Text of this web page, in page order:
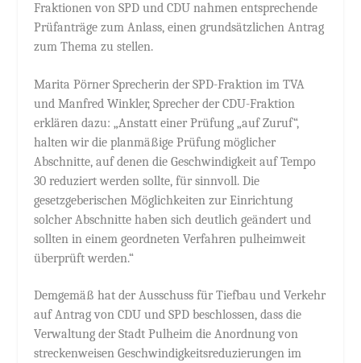
Fraktionen von SPD und CDU nahmen entsprechende
Prüfanträge zum Anlass, einen grundsätzlichen Antrag
zum Thema zu stellen.
Marita Pörner Sprecherin der SPD-Fraktion im TVA
und Manfred Winkler, Sprecher der CDU-Fraktion
erklären dazu: „Anstatt einer Prüfung „auf Zuruf“,
halten wir die planmäßige Prüfung möglicher
Abschnitte, auf denen die Geschwindigkeit auf Tempo
30 reduziert werden sollte, für sinnvoll. Die
gesetzgeberischen Möglichkeiten zur Einrichtung
solcher Abschnitte haben sich deutlich geändert und
sollten in einem geordneten Verfahren pulheimweit
überprüft werden.“
Demgemäß hat der Ausschuss für Tiefbau und Verkehr
auf Antrag von CDU und SPD beschlossen, dass die
Verwaltung der Stadt Pulheim die Anordnung von
streckenweisen Geschwindigkeitsreduzierungen im